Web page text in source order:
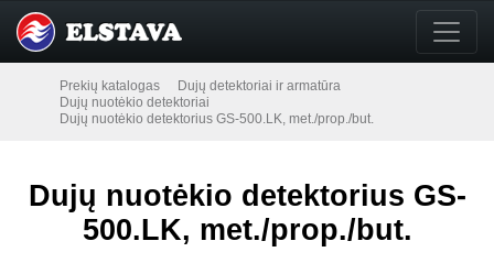
Prekių katalogas
Dujų detektoriai ir armatūra
Dujų nuotėkio detektoriai
Dujų nuotėkio detektorius GS-500.LK, met./prop./but.
Dujų nuotėkio detektorius GS-
500.LK, met./prop./but.